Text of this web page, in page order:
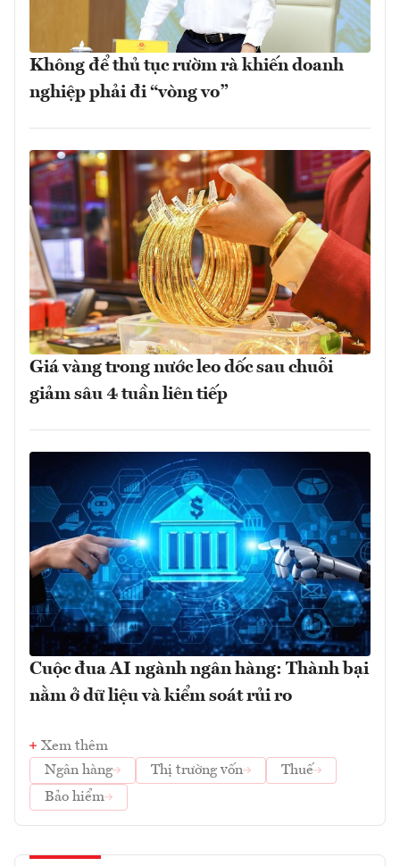
Không để thủ tục rườm rà khiến doanh
nghiệp phải đi “vòng vo”
Giá vàng trong nước leo dốc sau chuỗi
giảm sâu 4 tuần liên tiếp
Cuộc đua AI ngành ngân hàng: Thành bại
nằm ở dữ liệu và kiểm soát rủi ro
Xem thêm
Ngân hàng
Thị trường vốn
Thuế
Bảo hiểm